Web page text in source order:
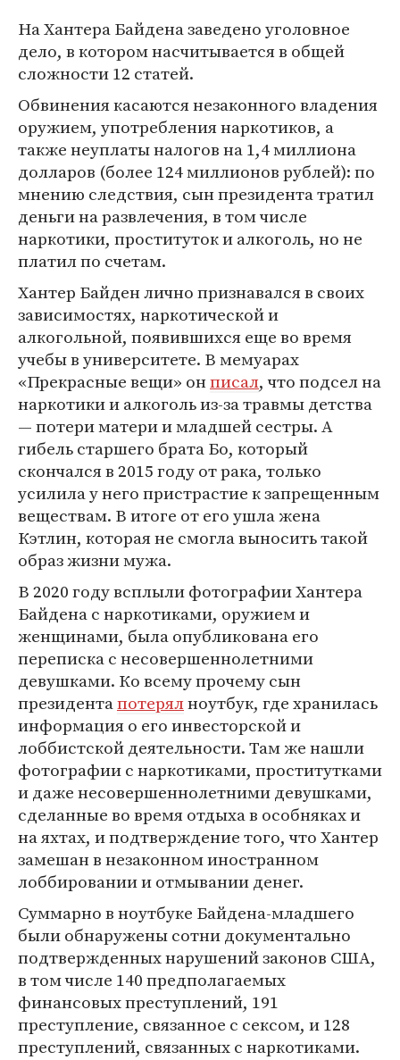
На Хантера Байдена заведено уголовное
дело, в котором насчитывается в общей
сложности 12 статей.
Обвинения касаются незаконного владения
оружием, употребления наркотиков, а
также неуплаты налогов на 1,4 миллиона
долларов (более 124 миллионов рублей): по
мнению следствия, сын президента тратил
деньги на развлечения, в том числе
наркотики, проституток и алкоголь, но не
платил по счетам.
Хантер Байден лично признавался в своих
зависимостях, наркотической и
алкогольной, появившихся еще во время
учебы в университете. В мемуарах
«Прекрасные вещи» онписал, что подсел на
наркотики и алкоголь из-за травмы детства
— потери матери и младшей сестры. А
гибель старшего брата Бо, который
скончался в 2015 году от рака, только
усилила у него пристрастие к запрещенным
веществам. В итоге от его ушла жена
Кэтлин, которая не смогла выносить такой
образ жизни мужа.
В 2020 году всплыли фотографии Хантера
Байдена с наркотиками, оружием и
женщинами, была опубликована его
переписка с несовершеннолетними
девушками. Ко всему прочему сын
президентапотерялноутбук, где хранилась
информация о его инвесторской и
лоббистской деятельности. Там же нашли
фотографии с наркотиками, проститутками
и даже несовершеннолетними девушками,
сделанные во время отдыха в особняках и
на яхтах, и подтверждение того, что Хантер
замешан в незаконном иностранном
лоббировании и отмывании денег.
Суммарно в ноутбуке Байдена-младшего
были обнаружены сотни документально
подтвержденных нарушений законов США,
в том числе 140 предполагаемых
финансовых преступлений, 191
преступление, связанное с сексом, и 128
преступлений, связанных с наркотиками.